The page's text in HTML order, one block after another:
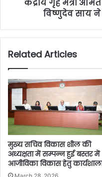
केंद्रीय गृह मंत्री
विष्णुदेव साय
Related Articles
मुख्य सचिव विकास शील की
अध्यक्षता में सम्पन्न हुई बस्तर में
आजीविका विकास हेतु